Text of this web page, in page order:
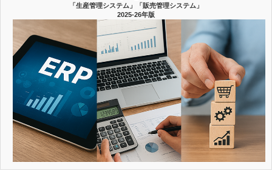
「生産管理システム」「販売管理システム」
2025-26年版